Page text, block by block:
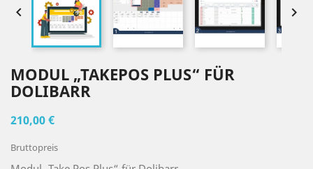
 
MODUL „TAKEPOS PLUS“ FÜR
DOLIBARR
210,00 €
Bruttopreis